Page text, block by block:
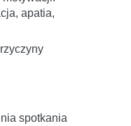
apatia,
spotkania